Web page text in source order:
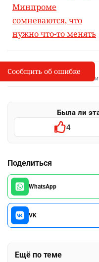
Минпроме
сомневаются, что
нужно что-то менять
I
Сообщить об опечатке
Выделите фрагмент и
Была ли
4
Поделиться
WhatsApp
VK
Ещё по теме
Сообщить об ошибке